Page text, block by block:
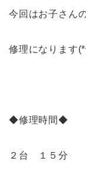
今回はお子さん
修理になります
◆修理時間◆
２台 １５分